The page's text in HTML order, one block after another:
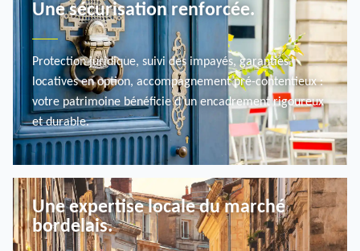
SÉCURITÉ
Une sécurisation renforcée.
Protection juridique, suivi des impayés, garanties
locatives en option, accompagnement pré-contentieux :
votre patrimoine bénéficie d’un encadrement rigoureux
et durable.
Une expertise locale du marché
bordelais.